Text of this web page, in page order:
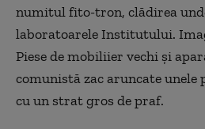
numitul fito-tron, clădirea
laboratoarele Institutului.
Piese de mobiliier vechi și
comunistă zac aruncate unele
cu un strat gros de praf.